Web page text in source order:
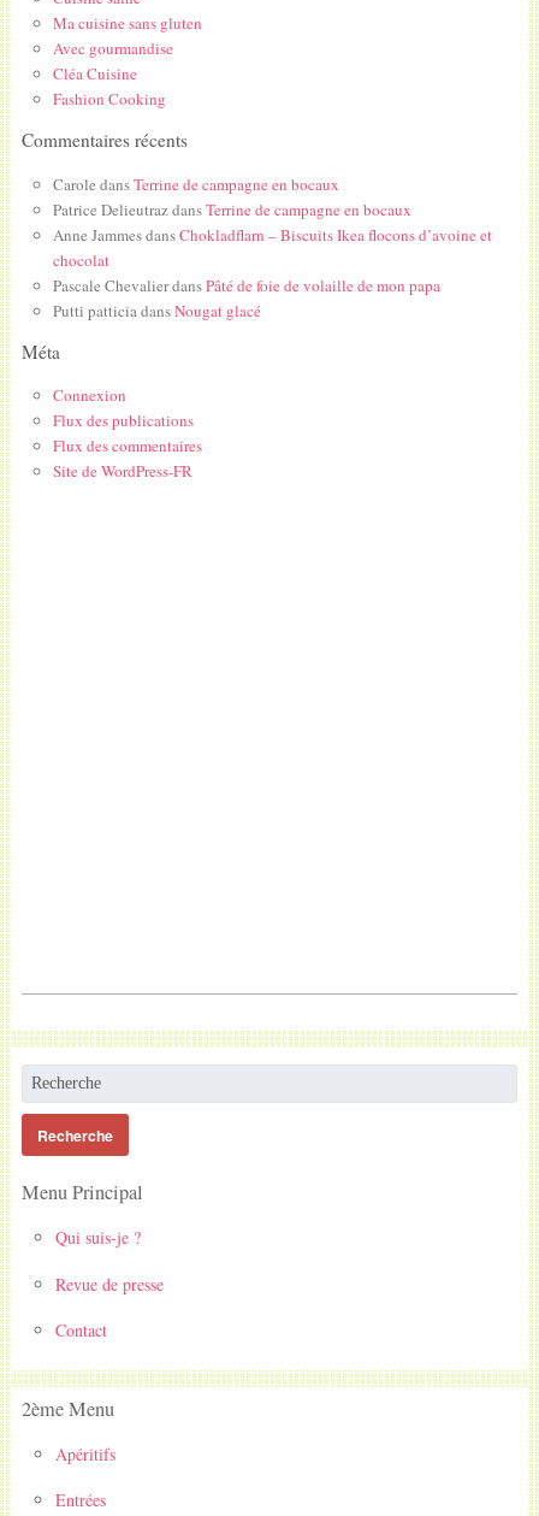
Ma cuisine sans gluten
Avec gourmandise
Cléa Cuisine
Fashion Cooking
Commentaires récents
Carole dansTerrine de campagne en bocaux
Patrice DelieutrazdansTerrine de campagne en bocaux
Anne JammesdansChokladflarn – Biscuits Ikea flocons d’avoine et
chocolat
Pascale ChevalierdansPâté de foie de volaille de mon papa
Putti patticiadansNougat glacé
Méta
Connexion
Flux des publications
Flux des commentaires
Site de WordPress-FR
Menu Principal
Qui suis-je ?
Revue de presse
Contact
2ème Menu
Apéritifs
Entrées